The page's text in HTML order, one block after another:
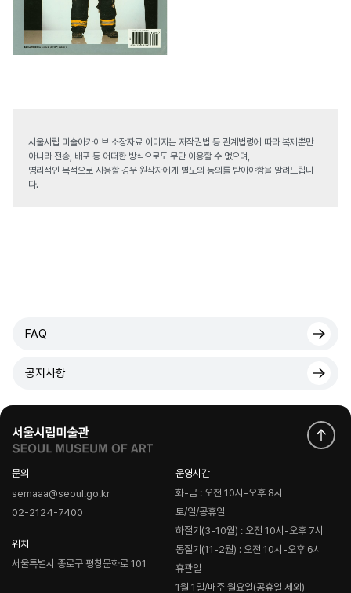
서울시립 미술아카이브 소장자료 이미지는 저작권법 등 관계법령에 따라 복제뿐만
아니라 전송, 배포 등 어떠한 방식으로도 무단 이용할 수 없으며,
영리적인 목적으로 사용할 경우 원작자에게 별도의 동의를 받아야함을 알려드립니
다.
FAQ
공지사항
문의
semaaa@seoul.go.kr
02-2124-7400
위치
서울특별시 종로구 평창문화로 101
운영시간
화-금 : 오전 10시-오후 8시
토/일/공휴일
하절기(3-10월) : 오전 10시-오후 7시
동절기(11-2월) : 오전 10시-오후 6시
휴관일
1월 1일/매주 월요일(공휴일 제외)